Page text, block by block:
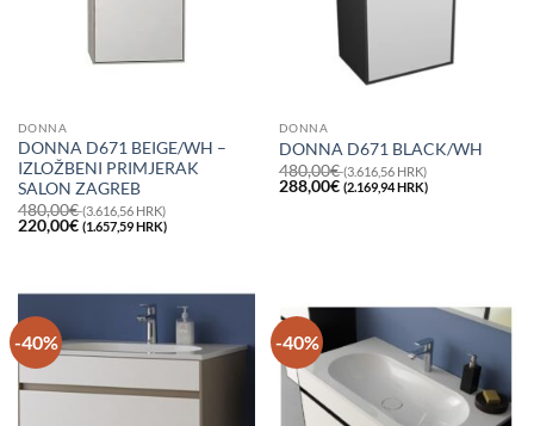
DONNA
DONNA D671 BEIGE/WH –
IZLOŽBENI PRIMJERAK
SALON ZAGREB
480,00€(3.616,56 HRK)
Izvorna
cijena
HRK).
220,00€ (1.657,59 HRK)Trenutna
cijena
HRK).
DONNA
DONNA D671 BLACK/WH
480,00€(3.616,56 HRK)
Izvorna
cijena
288,00€ (2.169,94 HRK)Trenutna
cijena
-40% -40%